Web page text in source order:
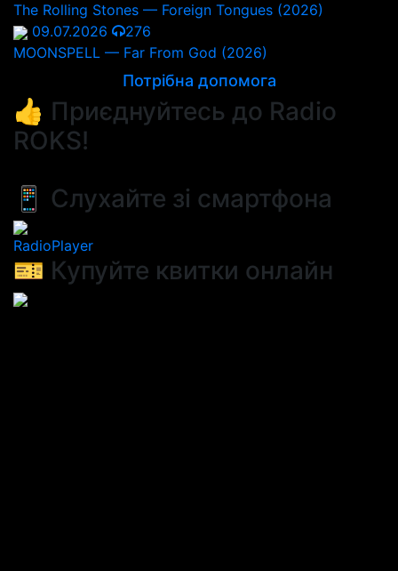
The Rolling Stones — Foreign Tongues (2026)
09.07.2026
276
MOONSPELL — Far From God (2026)
Потрібна допомога
👍 Приєднуйтесь до Radio
ROKS!
📱 Слухайте зі смартфона
RadioPlayer
🎫 Купуйте квитки онлайн